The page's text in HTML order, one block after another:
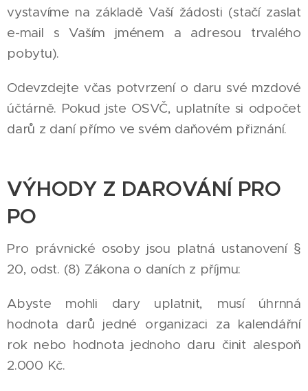
vystavíme na základě Vaší žádosti (stačí zaslat
e-mail s Vaším jménem a adresou trvalého
pobytu).
Odevzdejte včas potvrzení o daru své mzdové
účtárně. Pokud jste OSVČ, uplatníte si odpočet
darů z daní přímo ve svém daňovém přiznání.
VÝHODY Z DAROVÁNÍ PRO
PO
Pro právnické osoby jsou platná ustanovení §
20, odst. (8) Zákona o daních z příjmu:
Abyste mohli dary uplatnit, musí úhrnná
hodnota darů jedné organizaci za kalendářní
rok nebo hodnota jednoho daru činit alespoň
2.000 Kč.